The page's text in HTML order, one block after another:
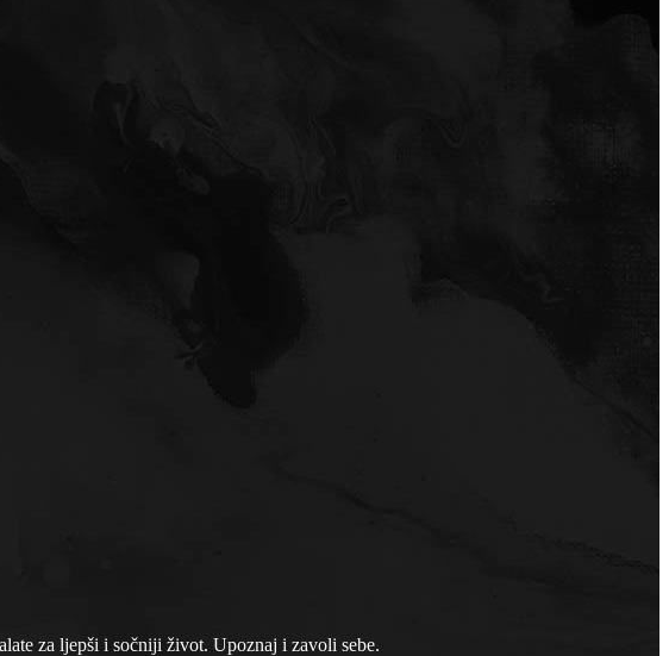
za ljepši i sočniji život. Upoznaj i zavoli sebe.